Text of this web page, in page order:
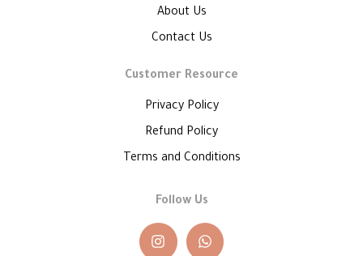
About Us
Contact Us
Customer Resource
Privacy Policy
Refund Policy
Terms and Conditions
Follow Us